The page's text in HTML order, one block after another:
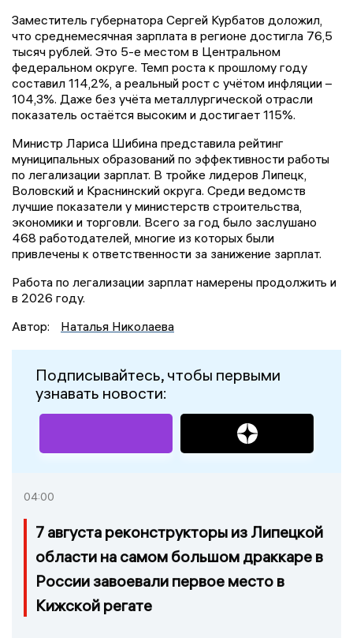
Заместитель губернатора Сергей Курбатов доложил,
что среднемесячная зарплата в регионе достигла 76,5
тысяч рублей. Это 5-е местом в Центральном
федеральном округе. Темп роста к прошлому году
составил 114,2%, а реальный рост с учётом инфляции –
104,3%. Даже без учёта металлургической отрасли
показатель остаётся высоким и достигает 115%.
Министр Лариса Шибина представила рейтинг
муниципальных образований по эффективности работы
по легализации зарплат. В тройке лидеров Липецк,
Воловский и Краснинский округа. Среди ведомств
лучшие показатели у министерств строительства,
экономики и торговли. Всего за год было заслушано
468 работодателей, многие из которых были
привлечены к ответственности за занижение зарплат.
Работа по легализации зарплат намерены продолжить и
в 2026 году.
Автор:
Наталья Николаева
Подписывайтесь, чтобы первыми
узнавать новости:
04:00
7 августа реконструкторы из Липецкой
области на самом большом драккаре в
России завоевали первое место в
Кижской регате